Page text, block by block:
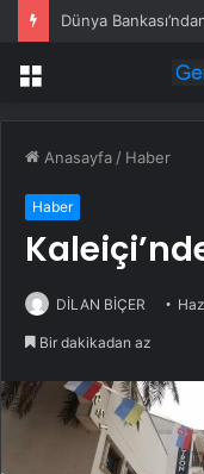
Dünya
Menü
Anasayfa / Haber
Haber
DİLAN BİÇER
Bir dakikadan az